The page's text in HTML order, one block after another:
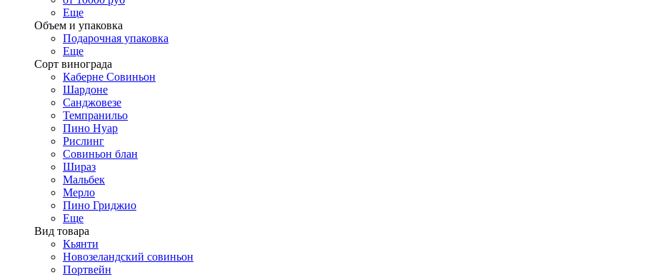
Еще
Объем и упаковка
Подарочная упаковка
Еще
Сорт винограда
Каберне Совиньон
Шардоне
Санджовезе
Темпранильо
Пино Нуар
Рислинг
Совиньон блан
Шираз
Мальбек
Мерло
Пино Гриджио
Еще
Вид товара
Кьянти
Новозеландский совиньон
Портвейн